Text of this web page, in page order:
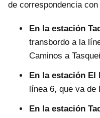
de correspondencia
En la estación
transbordo a la
Caminos a
En la estación El
línea 6, que va de
En la estación